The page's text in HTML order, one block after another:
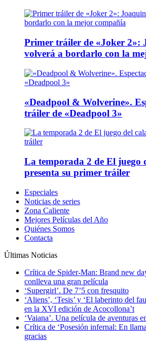
Primer tráiler de «Joker 2»:
volverá a bordarlo con la
«Deadpool & Wolverine».
tráiler de «Deadpool 3»
La temporada 2 de El juego
presenta su primer tráiler
Especiales
Noticias de series
Zona Caliente
Mejores Películas del Año
Quiénes Somos
Contacta
Últimas Noticias
Crítica de Spider-Man: Brand new
conlleva una gran película
‘Supergirl’. De 7’5 con fresquito
‘Aliens’, ‘Tesis’ y ‘El laberinto del
en la XVI edición de Acocollona’t
‘Vaiana’. Una película de aventuras
Crítica de ‘Posesión infernal: En
gracias